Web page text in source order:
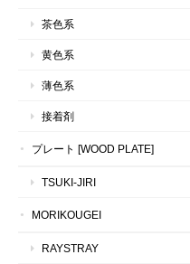
茶色系
黄色系
薄色系
接着剤
プレート [WOOD PLATE]
TSUKI-JIRI
MORIKOUGEI
RAYSTRAY